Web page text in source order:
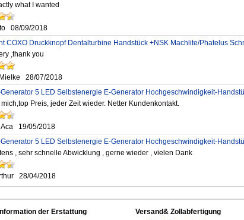
what I wanted
08/09/2018
COXO Druckknopf Dentalturbine Handstück +NSK Machlite/Phatelus
,thank you
28/07/2018
5 LED Selbstenergie E-Generator Hochgeschwindigkeit-
Preis, jeder Zeit wieder. Netter Kundenkontakt.
19/05/2018
5 LED Selbstenergie E-Generator Hochgeschwindigkeit-
, sehr schnelle Abwicklung , gerne wieder , vielen Dank
28/04/2018
Information der Erstattung
Versand& Zollabfertigung